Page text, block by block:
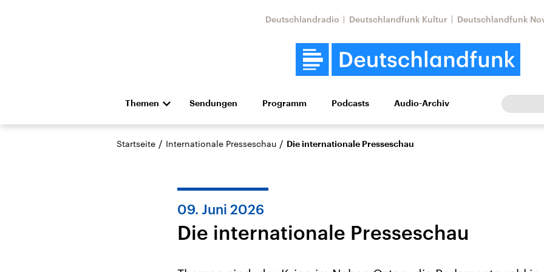
Deutschlandradio Deutschlandfunk Kultur Deutschlandfunk
Themen
Die Nachrichten Politik Wirtschaft Wissen Kultur Europa
Hörspiel und Feature Musik
Sendungen Programm Podcasts Audio-Archiv
Startseite / Internationale Presseschau / Die internationale Presseschau
09. Juni 2026
Die internationale Presseschau